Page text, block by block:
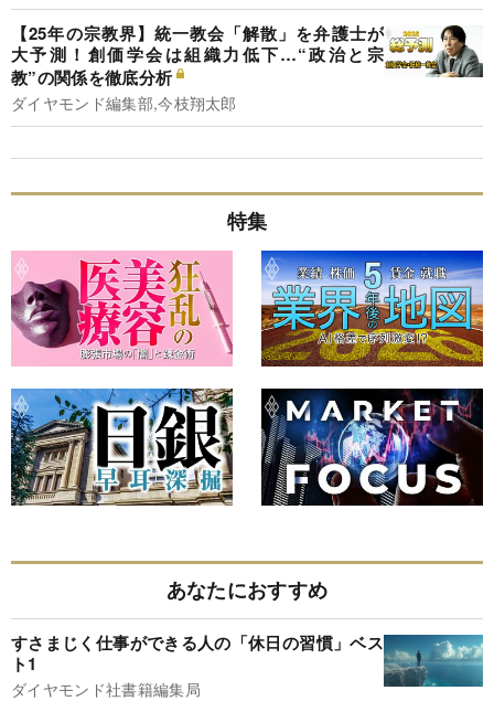
【25年の宗教界】統一教会「解散」を弁護士が
大予測！創価学会は組織力低下…“政治と宗
教”の関係を徹底分析
ダイヤモンド編集部,今枝翔太郎
特集
あなたにおすすめ
すさまじく仕事ができる人の「休日の習慣」ベス
ト1
ダイヤモンド社書籍編集局